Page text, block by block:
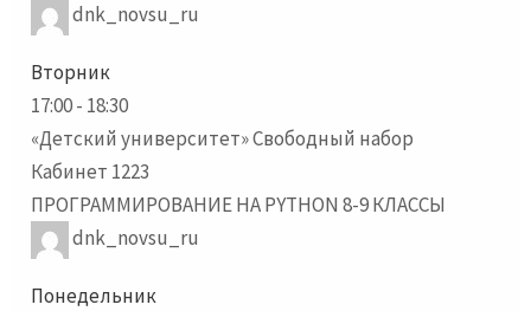
dnk_novsu_ru
Вторник
17:00- 18:30
«Детский университет» Свободный набор
Кабинет 1223
ПРОГРАММИРОВАНИЕ НА PYTHON 8-9 КЛАССЫ
dnk_novsu_ru
Понедельник